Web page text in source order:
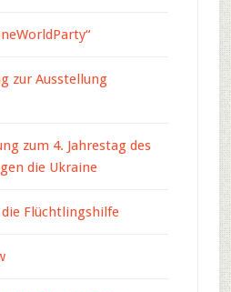
zur Ausstellung
zum 4. Jahrestag des
die Ukraine
Flüchtlingshilfe